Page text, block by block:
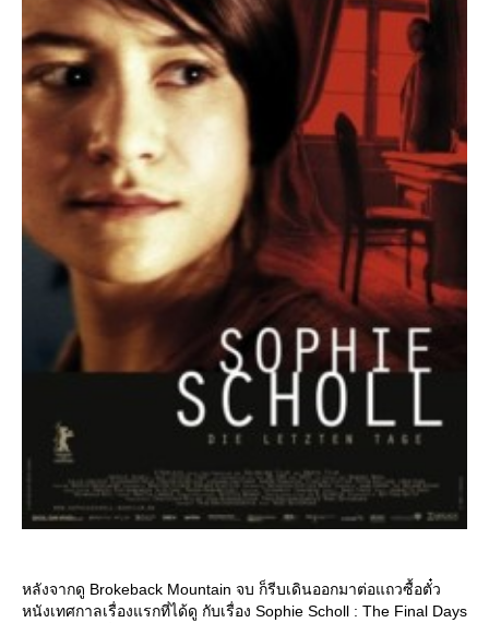
หลังจากดู Brokeback Mountain จบ ก็รีบเดินออกมาต่อแถวซื้อตั๋ว
หนังเทศกาลเรื่องแรกที่ได้ดู กับเรื่อง Sophie Scholl : The Final Days